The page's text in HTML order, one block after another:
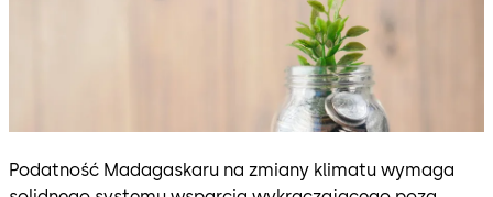
Podatność Madagaskaru na zmiany klimatu wymaga